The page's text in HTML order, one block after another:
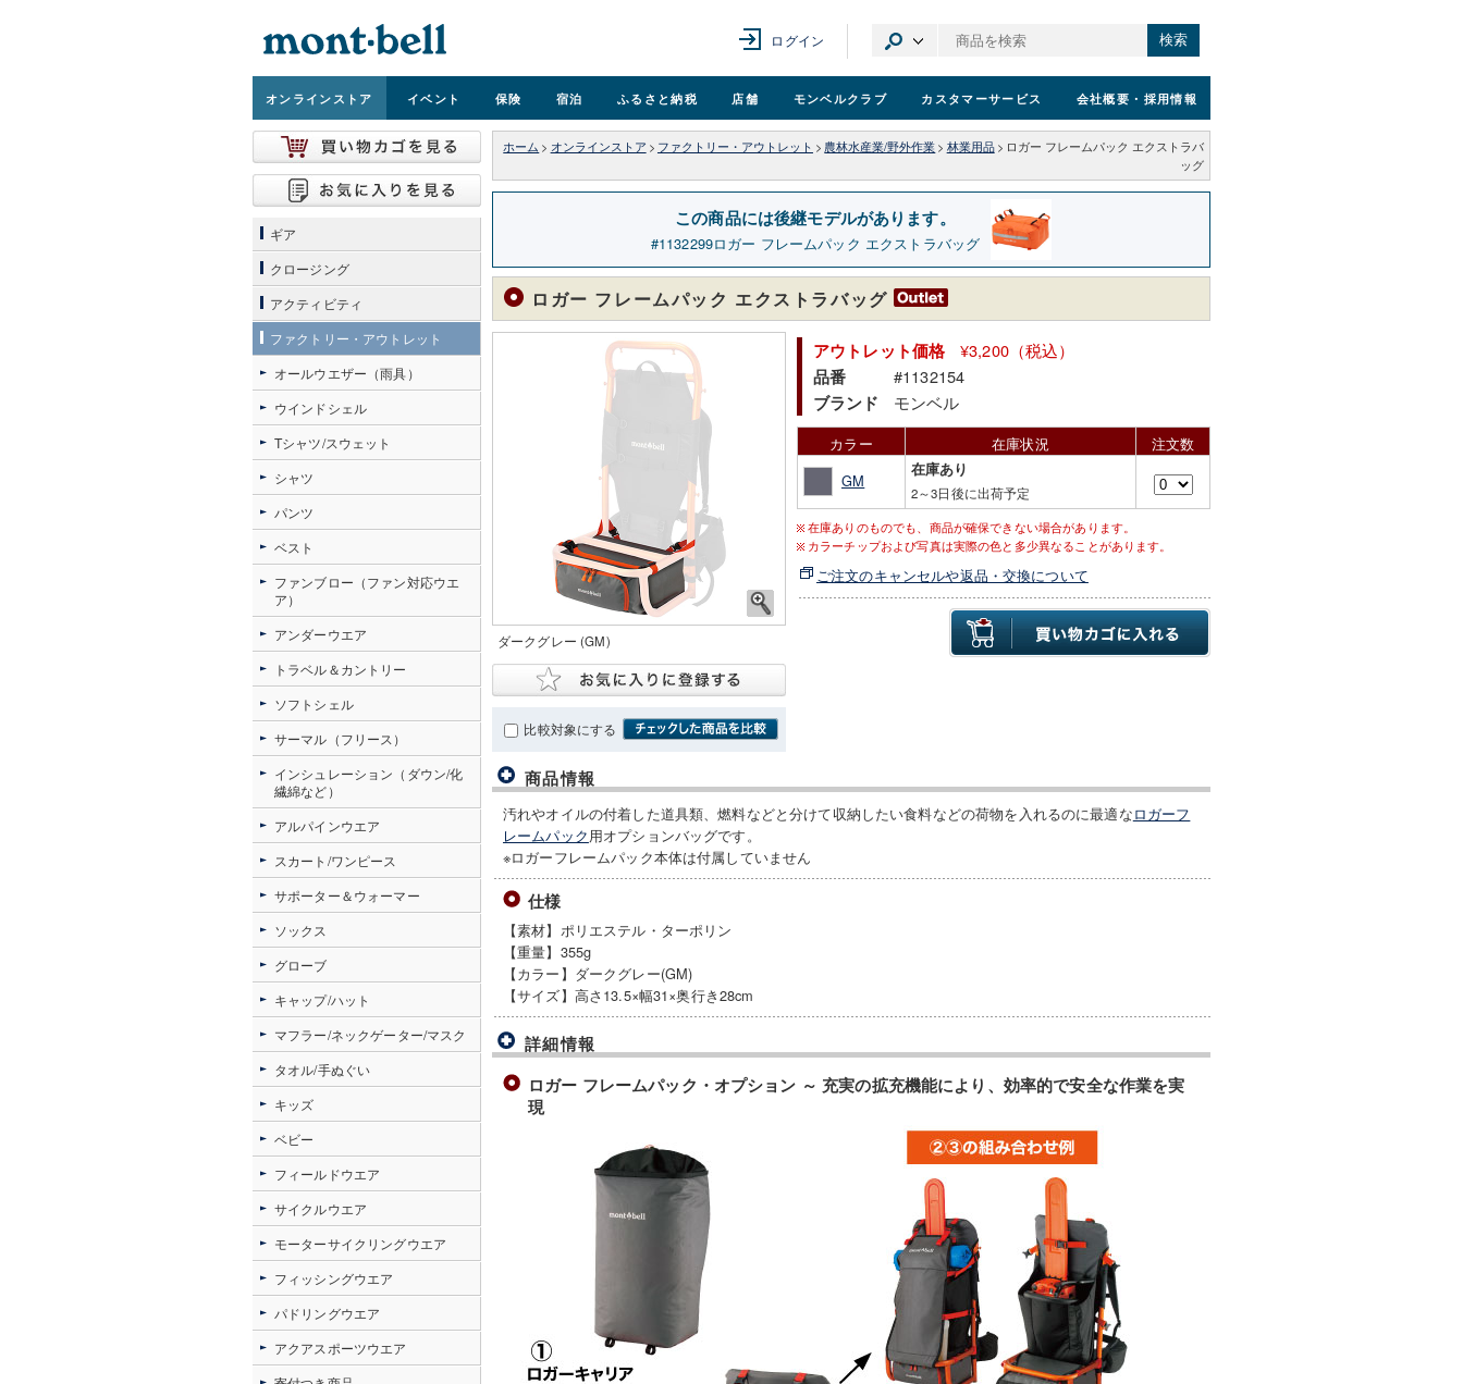
ログイン 検索
オンラインストア イベント 保険 宿泊 ふるさと納税 店舗 モンベルクラブ カスタマーサービス 会社概要 ・採用情報
ホーム > オンラインストア > ファクトリー・アウトレット > 農林水産業/野外作業 > 林業用品 > ロガー フレームパック エクストラバ
ッグ
この商品には後継モデルがあります。
1132299ロガー フレームパック エクストラバッグ
ロガー フレームパック エクストラバッグ
ダークグレー (GM)
比較対象にする
アウトレット価格 ¥3,200（税込）
品番 #1132154
ブランド モンベル
カラー 在庫状況
注文数
GM
在庫あり
2～3日後に出荷予定
在庫ありのものでも、商品が確保できない場合があります。
カラーチップおよび写真は実際の色と多少異なることがあります。
ご注文のキャンセルや返品・交換について
商品情報
汚れやオイルの付着した道具類、燃料などと分けて収納したい食料などの荷物を入れるのに最適なロガーフ
レームパック用オプションバッグです。
※ロガーフレームパック本体は付属していません
仕様
【素材】ポリエステル・ターポリン
【重量】355g
【カラー】ダークグレー(GM)
【サイズ】高さ13.5×幅31×奥行き28cm
詳細情報
ロガー フレームパック・オプション ～ 充実の拡充機能により、効率的で安全な作業を実
現
ギア
クロージング
アクティビティ
ファクトリー・アウトレット
オールウエザー（雨具）
ウインドシェル
Tシャツ/スウェット
シャツ
パンツ
ベスト
ファンブロー（ファン対応ウエ
ア）
アンダーウエア
トラベル＆カントリー
ソフトシェル
サーマル（フリース）
インシュレーション（ダウン/化
繊綿など）
アルパインウエア
スカート/ワンピース
サポーター＆ウォーマー
ソックス
グローブ
キャップ/ハット
マフラー/ネックゲーター/マスク
タオル/手ぬぐい
キッズ
ベビー
フィールドウエア
サイクルウエア
モーターサイクリングウエア
フィッシングウエア
パドリングウエア
アクアスポーツウエア